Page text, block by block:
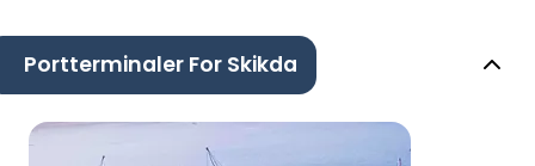
Portterminaler For Skikda